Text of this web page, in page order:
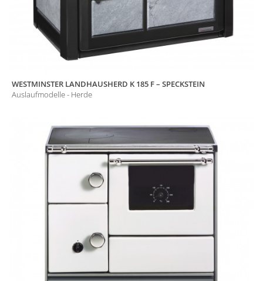
WESTMINSTER LANDHAUSHERD K 185 F – SPECKSTEIN
Auslaufmodelle - Herde